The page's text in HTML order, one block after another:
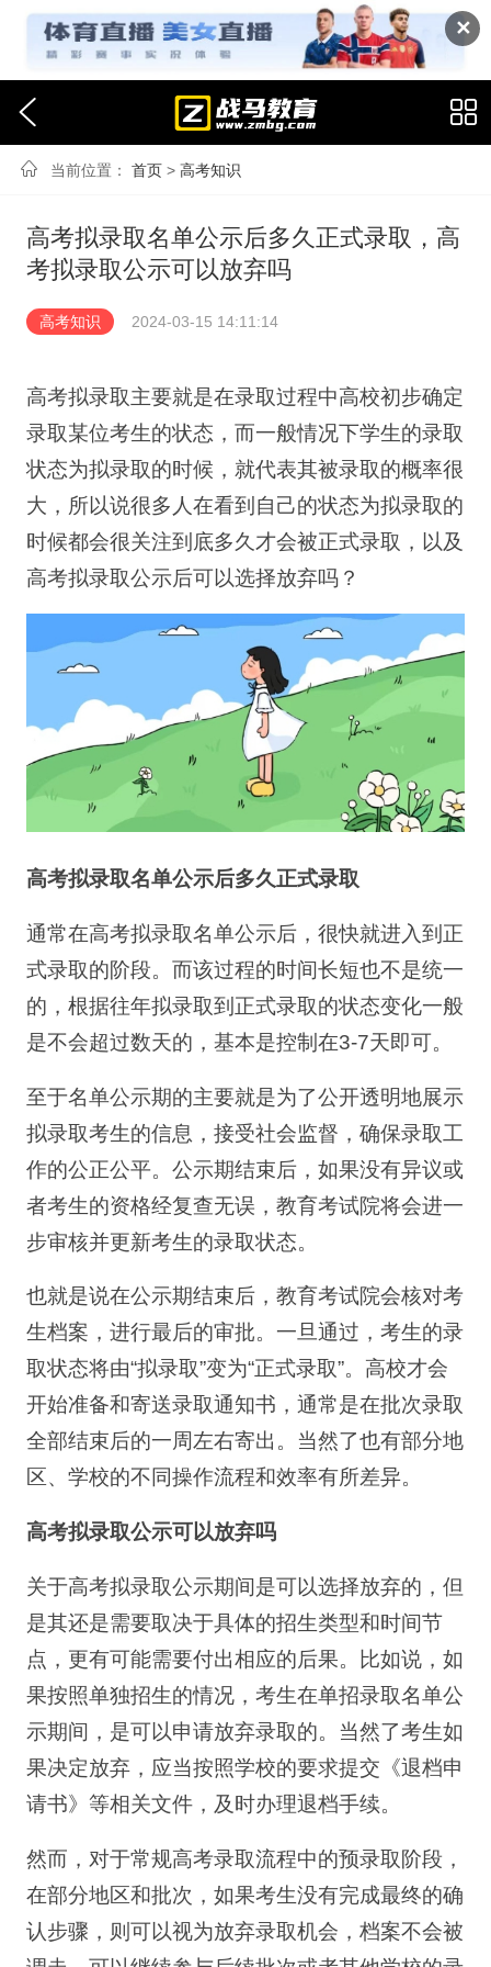
✕
当前位置：首页 >高考知识
高考拟录取名单公示后多久正式录取，高
考拟录取公示可以放弃吗
高考知识 2024-03-15 14:11:14
高考拟录取主要就是在录取过程中高校初步确定
录取某位考生的状态，而一般情况下学生的录取
状态为拟录取的时候，就代表其被录取的概率很
大，所以说很多人在看到自己的状态为拟录取的
时候都会很关注到底多久才会被正式录取，以及
高考拟录取公示后可以选择放弃吗？
高考拟录取名单公示后多久正式录取
通常在高考拟录取名单公示后，很快就进入到正
式录取的阶段。而该过程的时间长短也不是统一
的，根据往年拟录取到正式录取的状态变化一般
是不会超过数天的，基本是控制在3-7天即可。
至于名单公示期的主要就是为了公开透明地展示
拟录取考生的信息，接受社会监督，确保录取工
作的公正公平。公示期结束后，如果没有异议或
者考生的资格经复查无误，教育考试院将会进一
步审核并更新考生的录取状态。
也就是说在公示期结束后，教育考试院会核对考
生档案，进行最后的审批。一旦通过，考生的录
取状态将由“拟录取”变为“正式录取”。高校才会
开始准备和寄送录取通知书，通常是在批次录取
全部结束后的一周左右寄出。当然了也有部分地
区、学校的不同操作流程和效率有所差异。
高考拟录取公示可以放弃吗
关于高考拟录取公示期间是可以选择放弃的，但
是其还是需要取决于具体的招生类型和时间节
点，更有可能需要付出相应的后果。比如说，如
果按照单独招生的情况，考生在单招录取名单公
示期间，是可以申请放弃录取的。当然了考生如
果决定放弃，应当按照学校的要求提交《退档申
请书》等相关文件，及时办理退档手续。
然而，对于常规高考录取流程中的预录取阶段，
在部分地区和批次，如果考生没有完成最终的确
认步骤，则可以视为放弃录取机会，档案不会被